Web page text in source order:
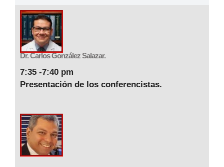
Dr. Carlos González Salazar.
7:35 -7:40 pm
Presentación de los conferencistas.